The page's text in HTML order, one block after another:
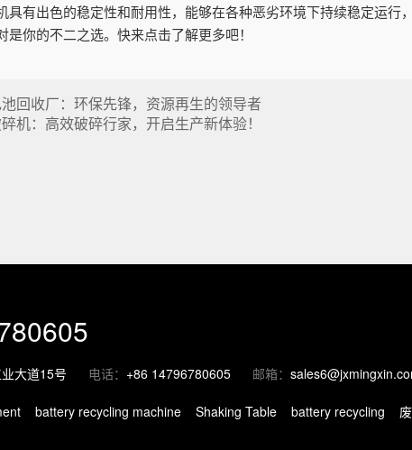
具有出色的稳定性和耐用性，能够在各种恶劣环境下持续稳定运
是你的不二之选。快来点击了解更多吧！
回收厂：环保先锋，资源再生的领导者
机：高效破碎行家，开启生产新体验！
大道15号 电话： +86 14796780605 邮箱：
battery recycling machine Shaking Table battery recycling